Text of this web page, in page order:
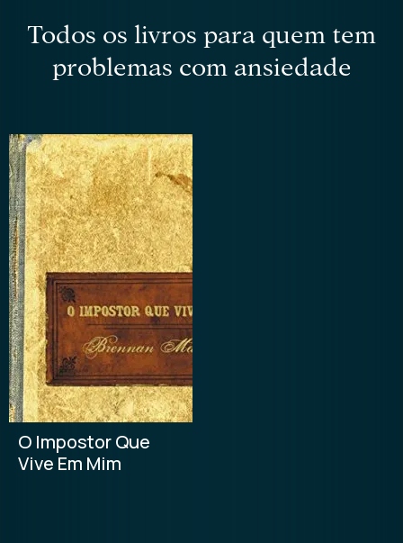
todos os livros para quem tem
problemas com ansiedade
O Impostor Que
Vive Em Mim